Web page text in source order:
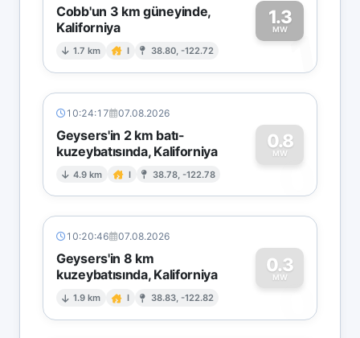
Cobb'un 3 km güneyinde,
Kaliforniya
1.7 km I 38.80, -122.72
1.3
MW1
10:24:17 07.08.2026
Geysers'in 2 km batı-
kuzeybatısında, Kaliforniya
4.9 km I 38.78, -122.78
0.8
MW
0
10:20:46 07.08.2026
Geysers'in 8 km
kuzeybatısında, Kaliforniya
1.9 km I 38.83, -122.82
0.3
MW
0